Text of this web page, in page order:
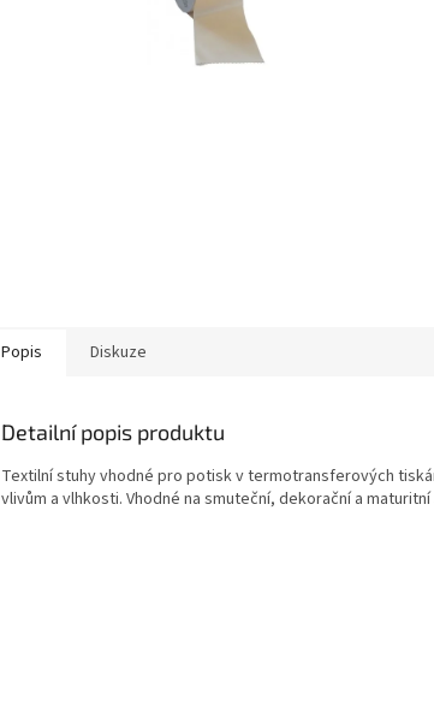
Popis Diskuze
Detailní popis produktu
Textilní stuhy vhodné pro potisk v termotransferových
vlivům a vlhkosti. Vhodné na smuteční, dekorační a maturitní